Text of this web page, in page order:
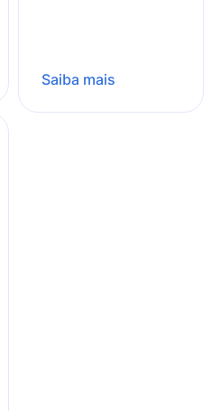
Saiba mais